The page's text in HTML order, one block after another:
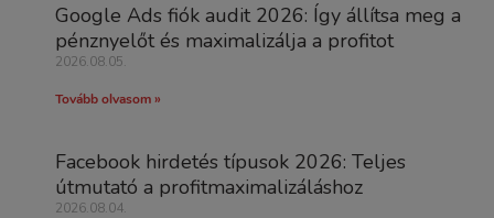
Google Ads fiók audit 2026: Így állítsa meg a
pénznyelőt és maximalizálja a profitot
2026.08.05.
Tovább olvasom »
Facebook hirdetés típusok 2026: Teljes
útmutató a profitmaximalizáláshoz
2026.08.04.